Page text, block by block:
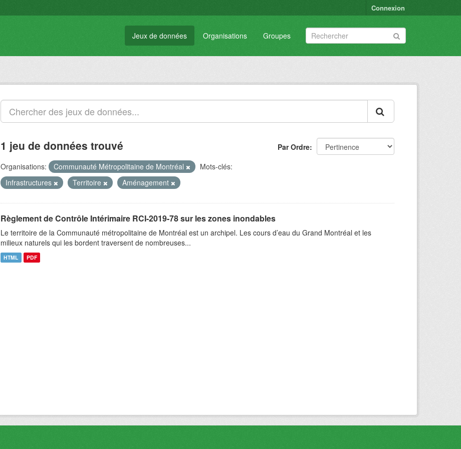
Connexion
Jeux de données Organisations Groupes
Par Ordre
1 jeu de données trouvé
Organisations: Communauté Métropolitaine de Montréal
Mots-clés:
Infrastructures
Territoire Aménagement
Règlement de Contrôle Intérimaire RCI-2019-78 sur les zones inondables
Le territoire de la Communauté métropolitaine de Montréal est un archipel. Les cours d’eau du Grand Montréal et les
milieux naturels qui les bordent traversent de nombreuses...
HTML PDF